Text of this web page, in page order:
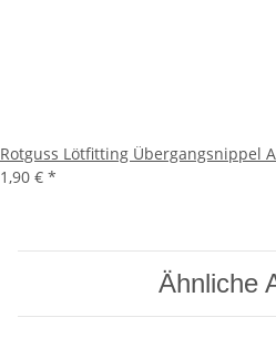
Rotguss Lötfitting Übergangsnippel
1,90 € *
Ähnliche